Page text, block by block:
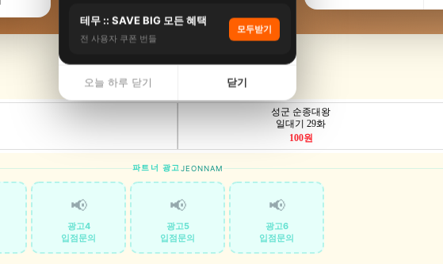
파트너 광고JEONNAM
📢
광고4
입점문의
📢
광고5
입점문의
📢
광고6
입점문의
테무 :: SAVE BIG 모든 혜택
전 사용자 쿠폰 번들
모두받기
오늘 하루 닫기 닫기